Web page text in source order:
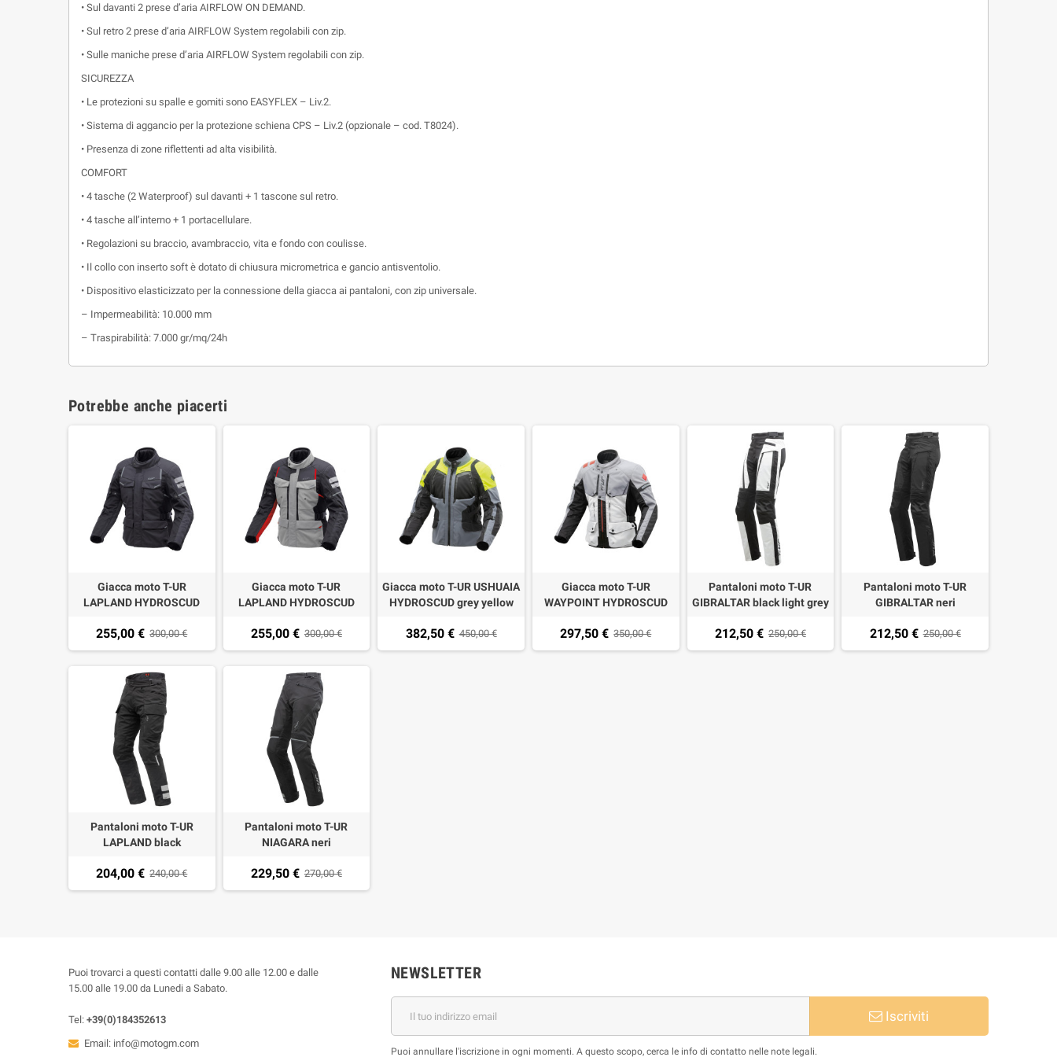
• Sul davanti 2 prese d’aria AIRFLOW ON DEMAND.
• Sul retro 2 prese d’aria AIRFLOW System regolabili con zip.
• Sulle maniche prese d’aria AIRFLOW System regolabili con zip.
SICUREZZA
• Le protezioni su spalle e gomiti sono EASYFLEX – Liv.2.
• Sistema di aggancio per la protezione schiena CPS – Liv.2 (opzionale – cod. T8024).
• Presenza di zone riflettenti ad alta visibilità.
COMFORT
• 4 tasche (2 Waterproof) sul davanti + 1 tascone sul retro.
• 4 tasche all’interno + 1 portacellulare.
• Regolazioni su braccio, avambraccio, vita e fondo con coulisse.
• Il collo con inserto soft è dotato di chiusura micrometrica e gancio antisventolio.
• Dispositivo elasticizzato per la connessione della giacca ai pantaloni, con zip universale.
– Impermeabilità: 10.000 mm
– Traspirabilità: 7.000 gr/mq/24h
Potrebbe anche piacerti
Giacca moto T-UR
LAPLAND HYDROSCUD
255,00 € 300,00 €
Giacca moto T-UR
LAPLAND HYDROSCUD
255,00 € 300,00 €
Giacca moto T-UR USHUAIA
HYDROSCUD grey yellow
382,50 € 450,00 €
Giacca moto T-UR
WAYPOINT HYDROSCUD
297,50 € 350,00 €
Pantaloni moto T-UR
GIBRALTAR black light grey
212,50 € 250,00 €
Pantaloni moto T-UR
GIBRALTAR neri
212,50 € 250,00 €
Pantaloni moto T-UR
LAPLAND black
204,00 € 240,00 €
Pantaloni moto T-UR
NIAGARA neri
229,50 € 270,00 €
Puoi trovarci a questi contatti dalle 9.00 alle 12.00 e dalle
15.00 alle 19.00 da Lunedi a Sabato.
Tel: +39(0)184352613
Email: info@motogm.com
NEWSLETTER
Iscriviti
Puoi annullare l'iscrizione in ogni momenti. A questo scopo, cerca le info di contatto nelle note legali.